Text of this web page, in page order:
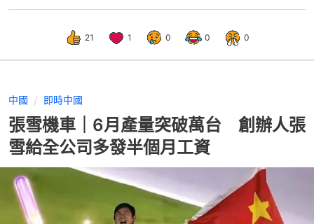
21 1 0 0 0
中國 即時中國
張雪機車｜6月產量突破萬台 創辦人張
雪給全公司多發半個月工資